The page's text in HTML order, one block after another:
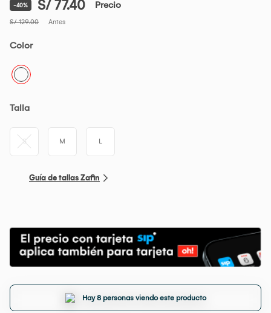
-40% S/ 77.40 Precio
S/ 129.00 Antes
Color
Talla
S M L
Guía de tallas Zafin
Hay 8 personas viendo este producto